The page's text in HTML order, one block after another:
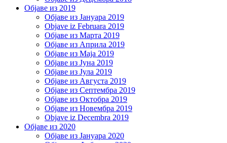
Објаве из 2019
Објаве из Јануара 2019
Objave iz Februara 2019
Објаве из Марта 2019
Објаве из Априла 2019
Објаве из Маја 2019
Објаве из Јуна 2019
Објаве из Јула 2019
Објаве из Августа 2019
Објаве из Септембра 2019
Објаве из Октобра 2019
Објаве из Новембра 2019
Objave iz Decembra 2019
Објаве из 2020
Објаве из Јануара 2020